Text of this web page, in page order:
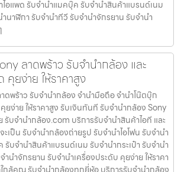
ไอแพด รับจํานําแมคบุ๊ค รับจํานําสินค้าแบรนด์เนม
านาฬิกา รับจํานําทีวี รับจํานําจักรยาน รับจํานํา
ลาดพร้าว รับจํานํากล้อง และ
ยง่าย ให้ราคาสูง
ดพร้าว รับจํานํากล้อง จำนำมือถือ จำนำโน๊ตบุ๊ก
ยง่าย ให้ราคาสูง รับเงินทันที รับจำนำกล้อง Sony
รับจํานํากล้อง.com บริการรับจํานําสินค้าไอที และ
เป็น รับจํานํากล้องถ่ายรูป รับจํานําไอโฟน รับจํานํา
บจํานําสินค้าแบรนด์เนม รับจํานํากระเป๋า รับจํานํา
นําจักรยาน รับจํานําเครื่องประดับ คุยง่าย ให้ราคา